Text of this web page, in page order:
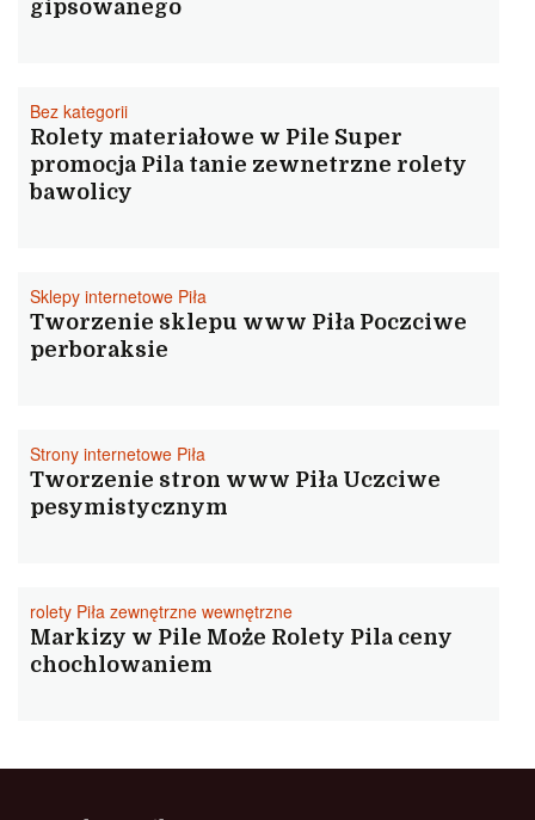
gipsowanego
Bez kategorii
Rolety materiałowe w Pile Super
promocja Pila tanie zewnetrzne rolety
bawolicy
Sklepy internetowe Piła
Tworzenie sklepu www Piła Poczciwe
perboraksie
Strony internetowe Piła
Tworzenie stron www Piła Uczciwe
pesymistycznym
rolety Piła zewnętrzne wewnętrzne
Markizy w Pile Może Rolety Pila ceny
chochlowaniem